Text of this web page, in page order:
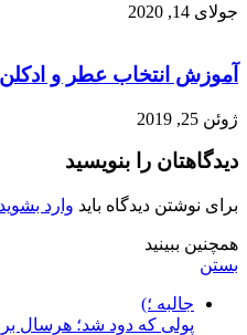
جولای 14, 2020
آموزش انتخاب عطر و
ژوئن 25, 2019
دیدگاهتان را بنویسید
برای نوشتن دیدگاه باید وارد بشوید
همچنین ببینید
بستن
جالبه ؛)
پولی که دود شد؛ هرسال